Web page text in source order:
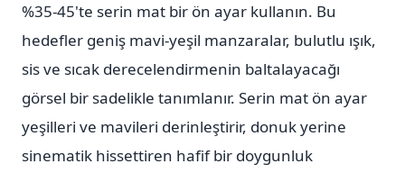
%35-45'te serin mat bir ön ayar kullanın. Bu
hedefler geniş mavi-yeşil manzaralar, bulutlu ışık,
sis ve sıcak derecelendirmenin baltalayacağı
görsel bir sadelikle tanımlanır. Serin mat ön ayar
yeşilleri ve mavileri derinleştirir, donuk yerine
sinematik hissettiren hafif bir doygunluk